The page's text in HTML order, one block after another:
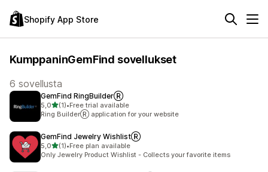
Shopify App Store
KumppaninGemFind sovellukset
6 sovellusta
GemFind RingBuilderⓇ
5,0/ 5 tähteä
(1)
1 arvostelua yhteensä
•Free trial available
Ring BuilderⓇ application for your website
GemFind Jewelry WishlistⓇ
5,0/ 5 tähteä
(1)
1 arvostelua yhteensä
•Free plan available
Only Jewelry Product Wishlist - Collects your favorite items